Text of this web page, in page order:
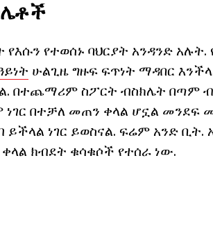
የእሱን የተወሰኑ ባህርያት አንዳንድ
ሁልጊዜ ግዙፍ ፍጥነት ማዳበር
በተጨማሪም ስፖርት ብስክሌት በጣም
በተቻለ መጠን ቀላል ሆኗል መንደፍ
ነገር ይወስናል. ፍሬም አንድ ቢት.
ቀላል ክብደት ቁሳቁሶች የተሰራ ነው.